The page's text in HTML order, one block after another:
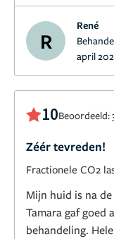
R
René
april
10Beoordeeld:
Zéér tevreden!
Fractionele CO2
Mijn huid is na
Tamara gaf goed
behandeling.